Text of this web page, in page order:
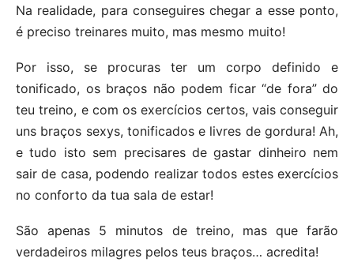
Na realidade, para conseguires chegar a esse ponto,
é preciso treinares muito, mas mesmo muito!
Por isso, se procuras ter um corpo definido e
tonificado, os braços não podem ficar “de fora” do
teu treino, e com os exercícios certos, vais conseguir
uns braços sexys, tonificados e livres de gordura! Ah,
e tudo isto sem precisares de gastar dinheiro nem
sair de casa, podendo realizar todos estes exercícios
no conforto da tua sala de estar!
São apenas 5 minutos de treino, mas que farão
verdadeiros milagres pelos teus braços… acredita!